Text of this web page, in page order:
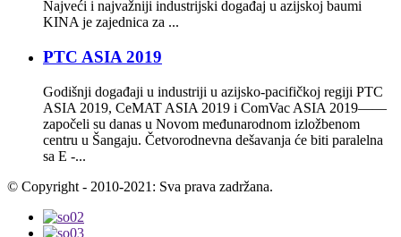
Najveći i najvažniji industrijski događaj u azijskoj baumi
KINA je zajednica za ...
PTC ASIA 2019
Godišnji događaji u industriji u azijsko-pacifičkoj regiji PTC
ASIA 2019, CeMAT ASIA 2019 i ComVac ASIA 2019——
započeli su danas u Novom međunarodnom izložbenom
centru u Šangaju. Četvorodnevna dešavanja će biti paralelna
sa E -...
© Copyright - 2010-2021: Sva prava zadržana.